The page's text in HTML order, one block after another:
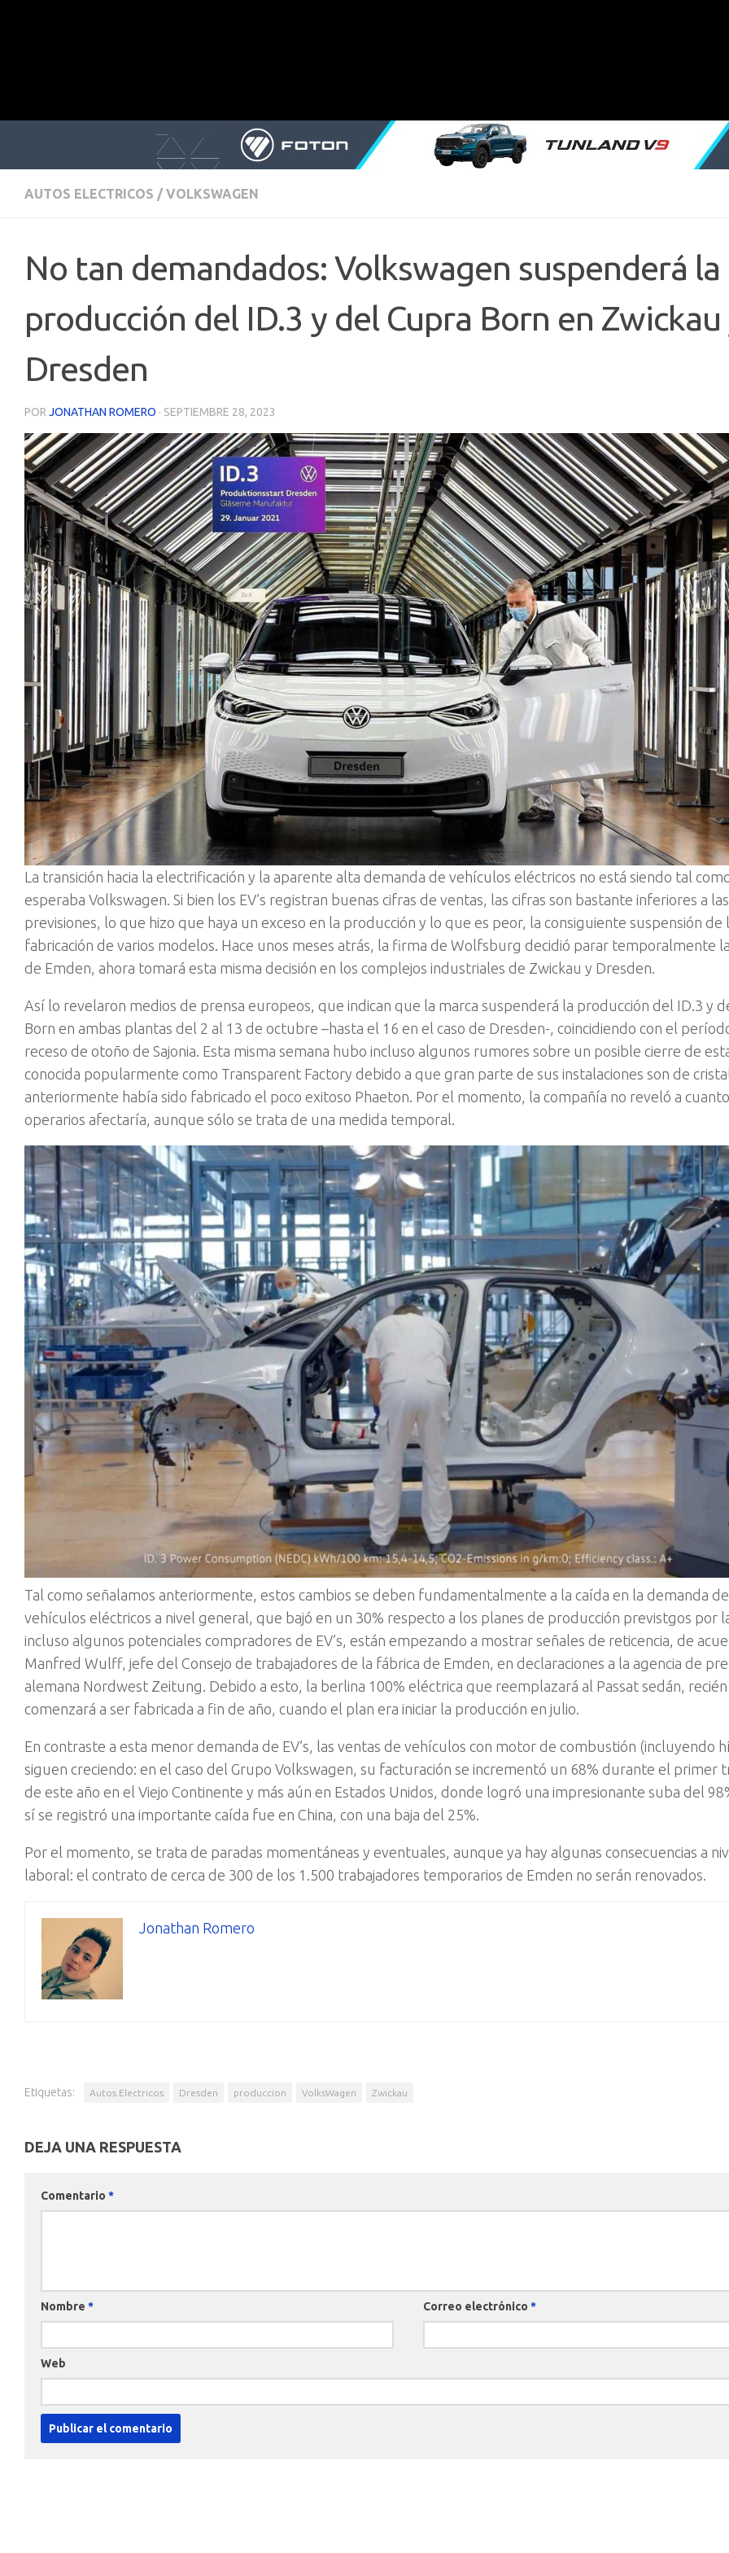
AUTOS ELECTRICOS / VOLKSWAGEN
No tan demandados: Volkswagen suspenderá la
producción del ID.3 y del Cupra Born en Zwickau
Dresden
POR JONATHAN ROMERO · SEPTIEMBRE 28, 2023
La transición hacia la electrificación y la aparente alta demanda de vehículos eléctricos no está siendo tal
esperaba Volkswagen. Si bien los EV’s registran buenas cifras de ventas, las cifras son bastante inferiores a las
previsiones, lo que hizo que haya un exceso en la producción y lo que es peor, la consiguiente suspensión de
fabricación de varios modelos. Hace unos meses atrás, la firma de Wolfsburg decidió parar temporalmente
de Emden, ahora tomará esta misma decisión en los complejos industriales de Zwickau y Dresden.
Así lo revelaron medios de prensa europeos, que indican que la marca suspenderá la producción del ID.3 y
Born en ambas plantas del 2 al 13 de octubre –hasta el 16 en el caso de Dresden-, coincidiendo con el
receso de otoño de Sajonia. Esta misma semana hubo incluso algunos rumores sobre un posible cierre de
conocida popularmente como Transparent Factory debido a que gran parte de sus instalaciones son de
anteriormente había sido fabricado el poco exitoso Phaeton. Por el momento, la compañía no reveló a
operarios afectaría, aunque sólo se trata de una medida temporal.
Tal como señalamos anteriormente, estos cambios se deben fundamentalmente a la caída en la demanda de
vehículos eléctricos a nivel general, que bajó en un 30% respecto a los planes de producción previstgos por
incluso algunos potenciales compradores de EV’s, están empezando a mostrar señales de reticencia, de
Manfred Wulff, jefe del Consejo de trabajadores de la fábrica de Emden, en declaraciones a la agencia de
alemana Nordwest Zeitung. Debido a esto, la berlina 100% eléctrica que reemplazará al Passat sedán, recién
comenzará a ser fabricada a fin de año, cuando el plan era iniciar la producción en julio.
En contraste a esta menor demanda de EV’s, las ventas de vehículos con motor de combustión (incluyendo
siguen creciendo: en el caso del Grupo Volkswagen, su facturación se incrementó un 68% durante el primer
de este año en el Viejo Continente y más aún en Estados Unidos, donde logró una impresionante suba del
sí se registró una importante caída fue en China, con una baja del 25%.
Por el momento, se trata de paradas momentáneas y eventuales, aunque ya hay algunas consecuencias a
laboral: el contrato de cerca de 300 de los 1.500 trabajadores temporarios de Emden no serán renovados.
Jonathan Romero
Etiquetas: Autos Electricos Dresden produccion VolksWagen Zwickau
DEJA UNA RESPUESTA
Comentario *
Nombre * Correo electrónico*
Web